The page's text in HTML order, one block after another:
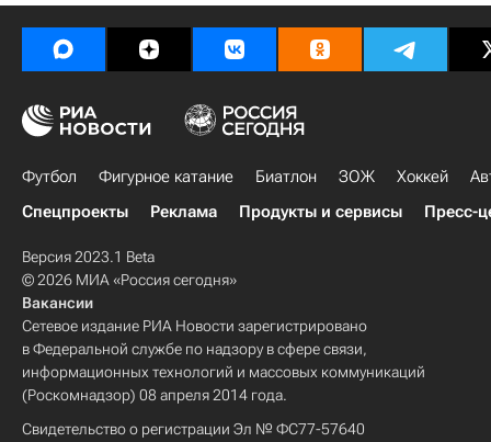
Футбол Фигурное катание Биатлон ЗОЖ Хоккей
Спецпроекты
Реклама Продукты и сервисы Пресс-
Версия 2023.1 Beta
© 2026 МИА «Россия сегодня»
Вакансии
Сетевое издание РИА Новости зарегистрировано
в Федеральной службе по надзору в сфере связи,
информационных технологий и массовых коммуникаций
(Роскомнадзор) 08 апреля 2014 года.
Свидетельство о регистрации Эл № ФС77-57640